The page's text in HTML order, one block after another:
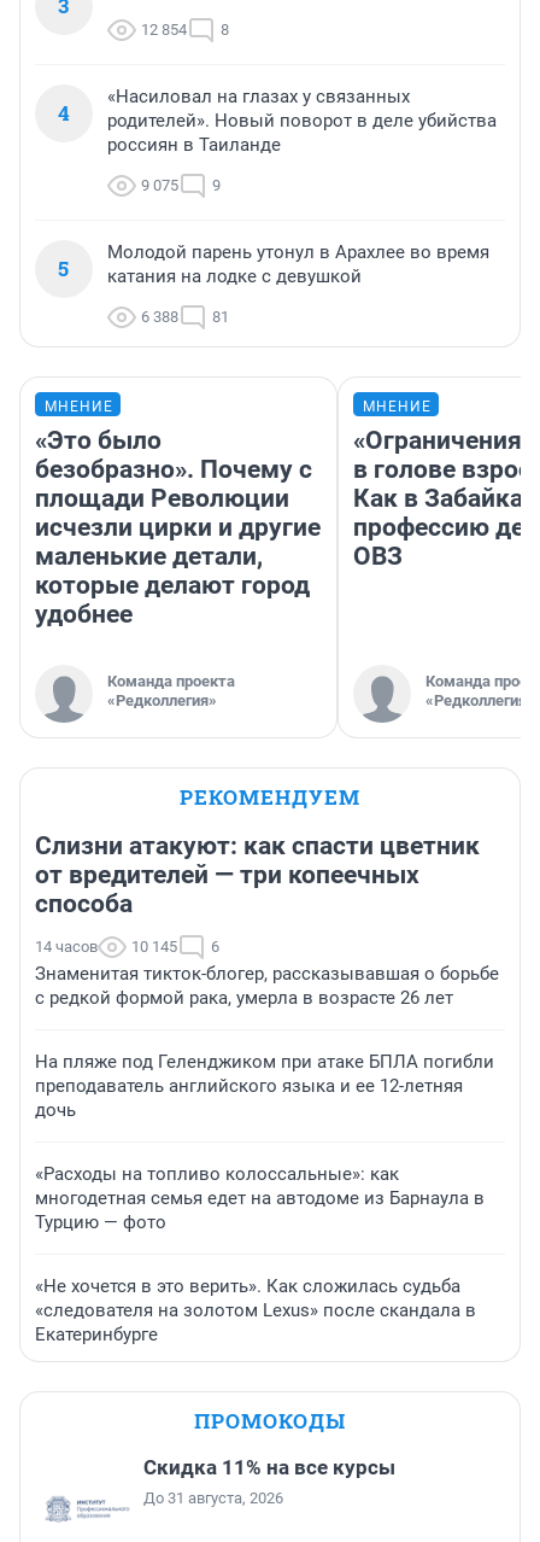
12 854 8
4
«Насиловал на глазах у связанных
родителей». Новый поворот в деле убийства
россиян в Таиланде
9 075 9
5
Молодой парень утонул в Арахлее во время
катания на лодке с девушкой
6 388 81
МНЕНИЕ
«Это было
безобразно». Почему с
площади Революции
исчезли цирки и другие
маленькие детали,
которые делают город
удобнее
Команда проекта
«Редколлегия»
МНЕНИЕ
«Ограничения
в голове
Как в
профессию
ОВЗ
Команда
«Редколлегия»
РЕКОМЕНДУЕМ
Слизни атакуют: как спасти цветник
от вредителей — три копеечных
способа
14 часов 10 145 6
Знаменитая тикток-блогер, рассказывавшая о борьбе
с редкой формой рака, умерла в возрасте 26 лет
На пляже под Геленджиком при атаке БПЛА погибли
преподаватель английского языка и ее 12-летняя
дочь
«Расходы на топливо колоссальные»: как
многодетная семья едет на автодоме из Барнаула в
Турцию — фото
«Не хочется в это верить». Как сложилась судьба
«следователя на золотом Lexus» после скандала в
Екатеринбурге
ПРОМОКОДЫ
Скидка 11% на все курсы
До 31 августа, 2026